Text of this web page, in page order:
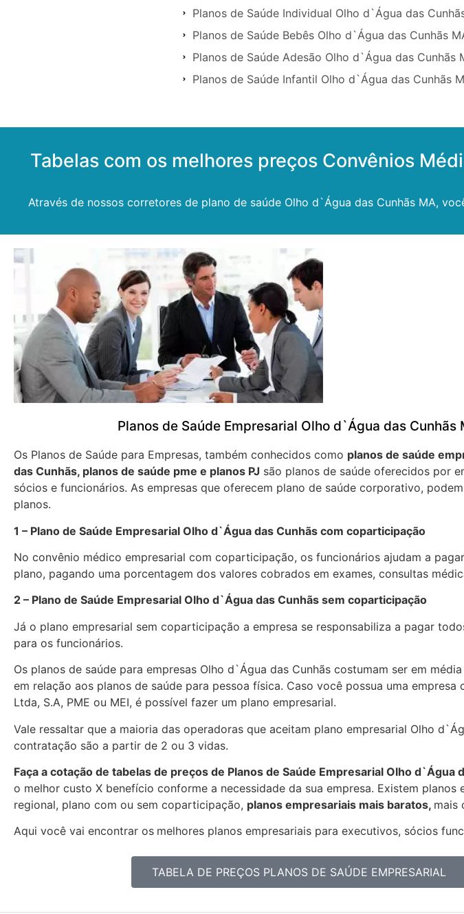
Planos de Saúde Individual Olho d`Água das
Planos de Saúde Bebês Olho d`Água das Cunhãs
Planos de Saúde Adesão Olho d`Água das Cunhãs
Planos de Saúde Infantil Olho d`Água das Cunhãs
Tabelas com os melhores preços Convênios
Através de nossos corretores de plano de saúde Olho d`Água das Cunhãs MA,
Planos de Saúde Empresarial Olho d`Água das Cunhãs
Os Planos de Saúde para Empresas, também conhecidos como planos de saúde
das Cunhãs, planos de saúde pme e planos PJ são planos de saúde oferecidos por
sócios e funcionários. As empresas que oferecem plano de saúde corporativo,
planos.
1 – Plano de Saúde Empresarial Olho d`Água das Cunhãs com coparticipação
No convênio médico empresarial com coparticipação, os funcionários ajudam a
plano, pagando uma porcentagem dos valores cobrados em exames, consultas
2 – Plano de Saúde Empresarial Olho d`Água das Cunhãs sem coparticipação
Já o plano empresarial sem coparticipação a empresa se responsabiliza a pagar
para os funcionários.
Os planos de saúde para empresas Olho d`Água das Cunhãs costumam ser em
em relação aos planos de saúde para pessoa física. Caso você possua uma empresa
Ltda, S.A, PME ou MEI, é possível fazer um plano empresarial.
Vale ressaltar que a maioria das operadoras que aceitam plano empresarial Olho
contratação são a partir de 2 ou 3 vidas.
Faça a cotação de tabelas de preços de Planos de Saúde Empresarial Olho d`Água
o melhor custo X benefício conforme a necessidade da sua empresa. Existem planos
regional, plano com ou sem coparticipação, planos empresariais mais baratos, mais
Aqui você vai encontrar os melhores planos empresariais para executivos, sócios
TABELA DE PREÇOS PLANOS DE SAÚDE EMPRESARIAL